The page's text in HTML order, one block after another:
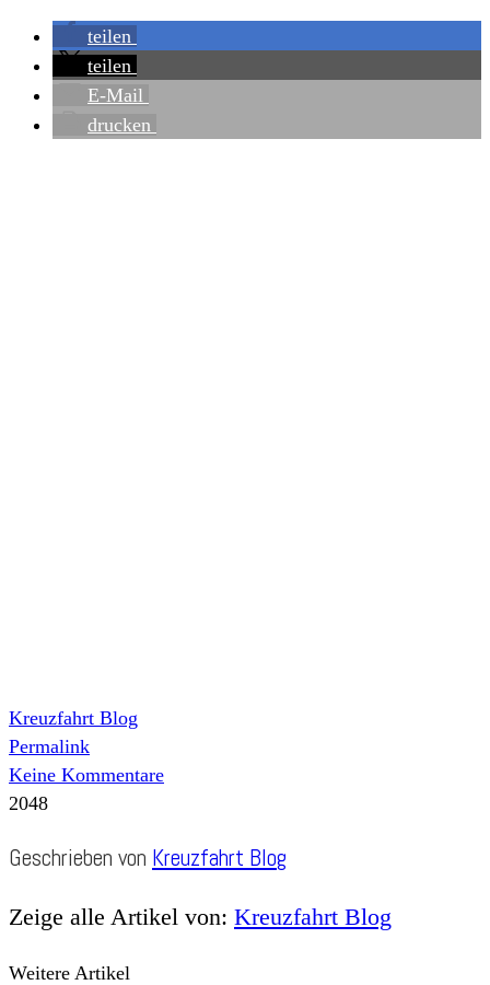
teilen
teilen
E-Mail
drucken
Kreuzfahrt Blog
Permalink
Keine Kommentare
2048
Geschrieben von Kreuzfahrt Blog
Zeige alle Artikel von: Kreuzfahrt Blog
Weitere Artikel